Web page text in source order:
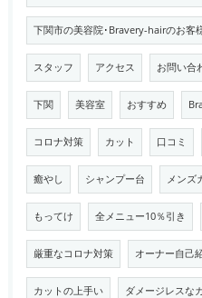
下関市の美容院･Bravery-hairのお客
スタッフ アクセス お問い合
下関 美容室 おすすめ
コロナ対策 カット 口コミ
癒やし シャンプー台 メンズ
もってけ 全メニュー10％引き
厳重なコロナ対策 オーナー自己
カットの上手い ダメージレスな